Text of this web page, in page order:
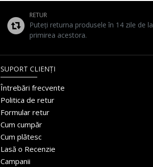
RETUR
Puteți returna produsele în 14 zile de la
primirea acestora.
SUPORT CLIENȚI
Întrebări frecvente
Politica de retur
Formular retur
Cum cumpăr
Cum plătesc
Lasă o Recenzie
Campanii